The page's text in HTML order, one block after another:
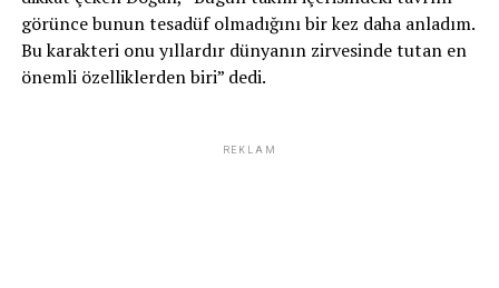
görünce bunun tesadüf olmadığını bir kez daha anladım.
Bu karakteri onu yıllardır dünyanın zirvesinde tutan en
önemli özelliklerden biri” dedi.
REKLAM